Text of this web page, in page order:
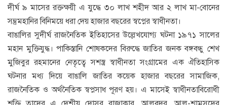
দীর্ঘ ৯ মাসের রক্তক্ষয়ী এ যুদ্ধে ৩০ লাখ শহীদ আর ২ লাখ মা-বোনের
সম্ভ্রমহানির বিনিময়ে ধরা দেয় হাজার বছরের স্বপ্নের স্বাধীনতা।
বাঙালির সুদীর্ঘ রাজনৈতিক ইতিহাসের উল্লেখযোগ্য ঘটনা ১৯৭১ সালের
মহান মুক্তিযুদ্ধ। পাকিস্তানি শোষকদের বিরুদ্ধে জাতির জনক বঙ্গবন্ধু শেখ
মুজিবুর রহমানের নেতৃত্বে সশস্ত্র স্বাধীনতা সংগ্রামের এক ঐতিহাসিক
ঘটনার মধ্য দিয়ে বাঙালি জাতির কয়েক হাজার বছরের সামাজিক,
রাজনৈতিক ও অর্থনৈতিক স্বপ্নসাধ পূরণ হয়। এ মাসেই স্বাধীনতাবিরোধী